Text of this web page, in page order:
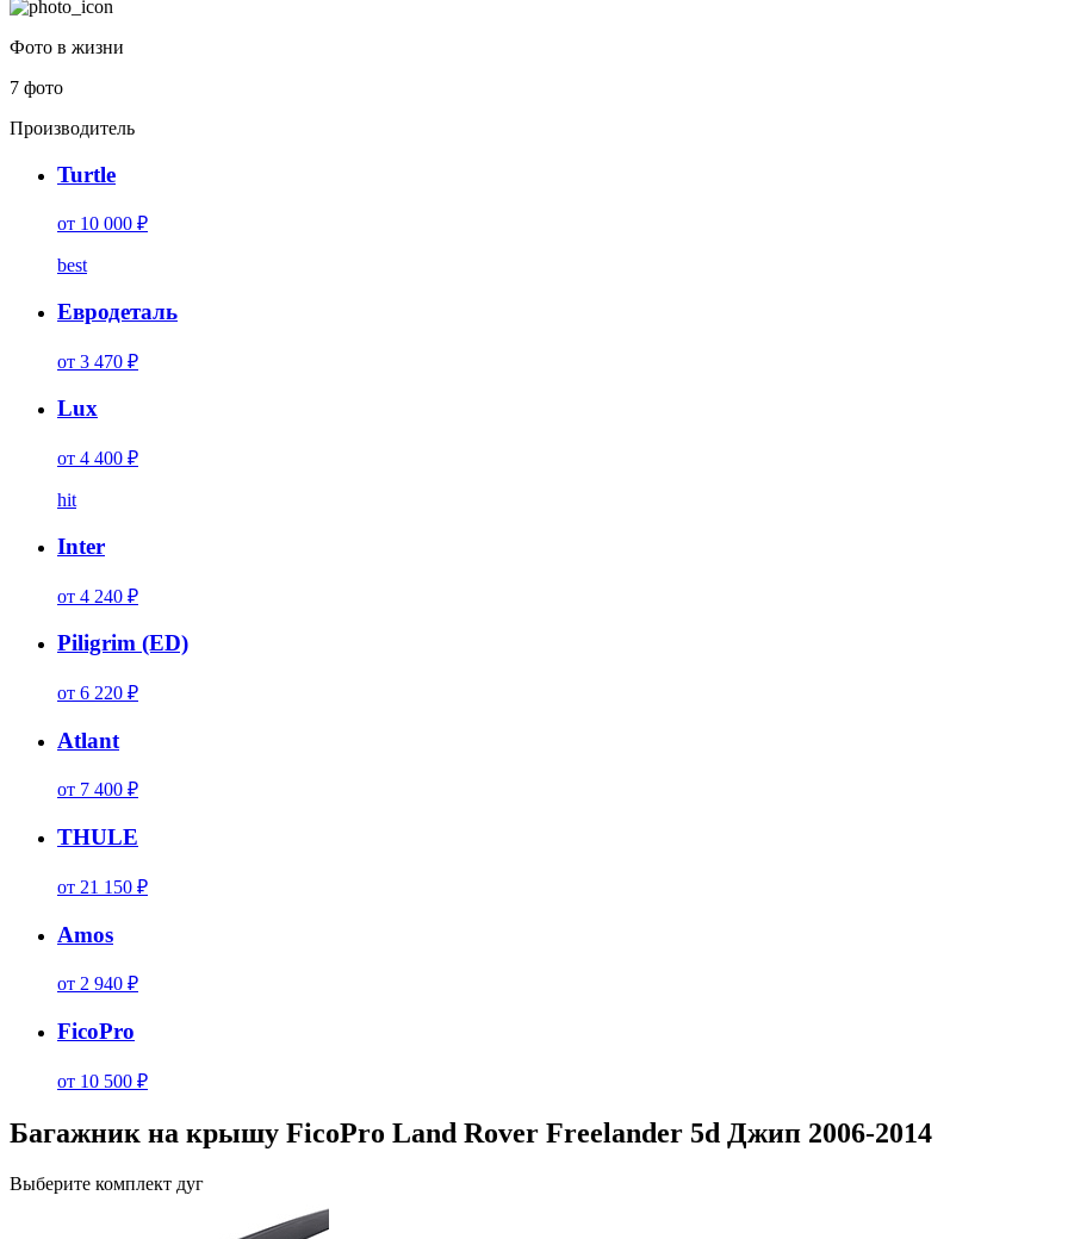
Фото в жизни
7 фото
Производитель
Turtle
от 10 000 ₽
best
Евродеталь
от 3 470 ₽
Lux
от 4 400 ₽
hit
Inter
от 4 240 ₽
Piligrim (ED)
от 6 220 ₽
Atlant
от 7 400 ₽
THULE
от 21 150 ₽
Amos
от 2 940 ₽
FicoPro
от 10 500 ₽
Багажник на крышу FicoPro Land Rover Freelander 5d Джип 2006-2014
Выберите комплект дуг